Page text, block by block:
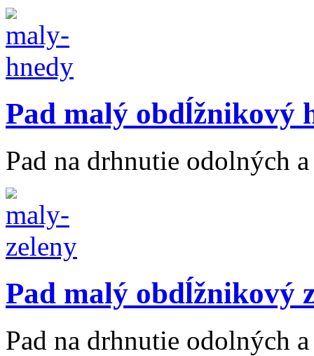
Pad malý obdĺžnikový
Pad na drhnutie odolných
Pad malý obdĺžnikový
Pad na drhnutie odolných